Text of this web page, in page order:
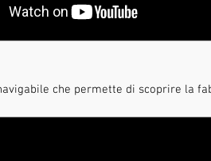
che permette di scoprire la